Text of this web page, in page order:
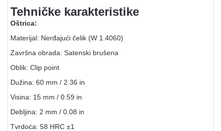
Tehničke karakteristike
Oštrica:
Materijal: Nerđajući čelik (W 1.4060)
Završna obrada: Satenski brušena
Oblik: Clip point
Dužina: 60 mm / 2.36 in
Visina: 15 mm / 0.59 in
Debljina: 2 mm / 0.08 in
Tvrdoća: 58 HRC ±1